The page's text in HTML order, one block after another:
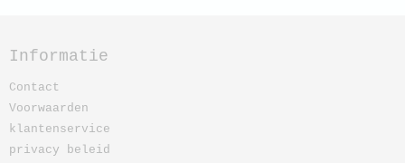
Informatie
Contact
Voorwaarden
klantenservice
privacy beleid